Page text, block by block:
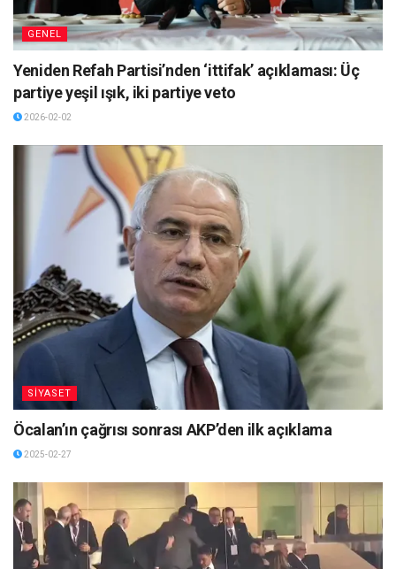
GENEL
Yeniden Refah Partisi’nden ‘ittifak’ açıklaması: Üç
partiye yeşil ışık, iki partiye veto
2026-02-02
SİYASET
Öcalan’ın çağrısı sonrası AKP’den ilk açıklama
2025-02-27